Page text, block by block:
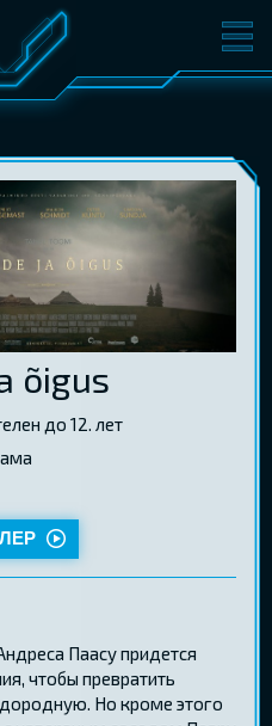
БИЛЕТЫ
КИНОКЛУБ-V
ПОДАРОЧНЫЕ КАРТЫ
õigus
до 12. лет
Паасу придется
чтобы превратить
Но кроме этого